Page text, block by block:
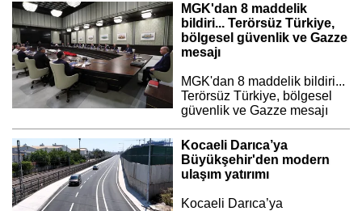
MGK'dan 8 maddelik
bildiri... Terörsüz Türkiye,
bölgesel güvenlik ve Gazze
mesajı
MGK'dan 8 maddelik bildiri...
Terörsüz Türkiye, bölgesel
güvenlik ve Gazze mesajı
Kocaeli Darıca’ya
Büyükşehir'den modern
ulaşım yatırımı
Kocaeli Darıca’ya